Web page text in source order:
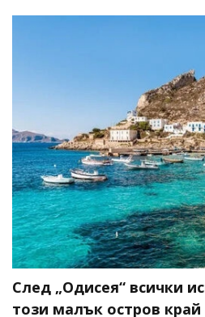
След „Одисея“ всички
този малък остров